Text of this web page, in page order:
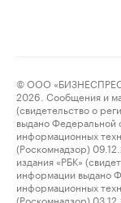
© ООО
2026. Сообщения и
(свидетельство о
выдано Федеральной
информационных
(Роскомнадзор)
издания «РБК»
информации выдано
информационных
(Роскомнадзор)